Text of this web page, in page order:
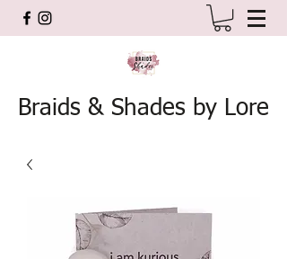
Braids & Shades by Lore